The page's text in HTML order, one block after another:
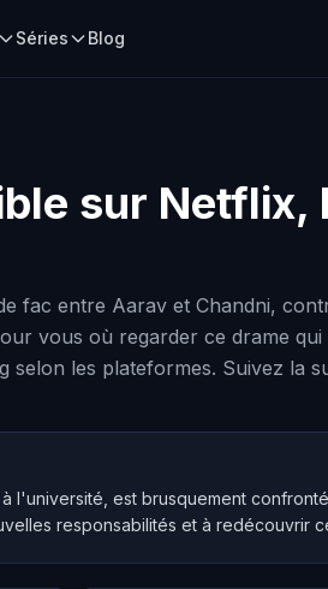
Séries Blog
sur Netflix,
fac entre Aarav et Chandni,
vous où regarder ce drame
selon les plateformes. Suivez
l'université, est brusquement
responsabilités et à redécouvrir